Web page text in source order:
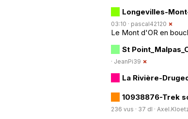
Longevilles-
03:10 · pascal42120
Le Mont d'OR en
St
· JeanPi39
La Rivière-
10938876-Trek
236 vus · 37 dl ·